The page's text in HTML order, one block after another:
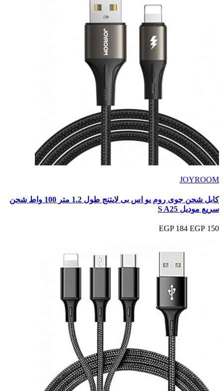
JOYROOM
كابل شحن جوى روم يو اس بى لايتنج طول 1.2 متر 100 واط شحن
سريع موديل S A25
150 EGP
184 EGP